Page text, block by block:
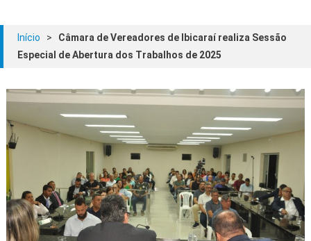
Início >
Câmara de Vereadores de Ibicaraí realiza Sessão
Especial de Abertura dos Trabalhos de 2025